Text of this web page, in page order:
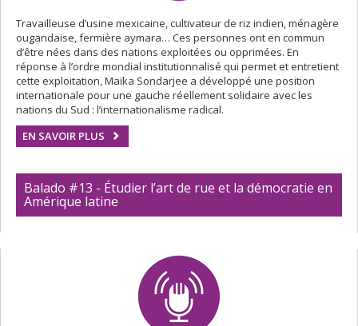
Travailleuse d’usine mexicaine, cultivateur de riz indien, ménagère
ougandaise, fermière aymara… Ces personnes ont en commun
d’être nées dans des nations exploitées ou opprimées. En
réponse à l’ordre mondial institutionnalisé qui permet et entretient
cette exploitation, Maïka Sondarjee a développé une position
internationale pour une gauche réellement solidaire avec les
nations du Sud : l’internationalisme radical.
EN SAVOIR PLUS
Balado #13 - Étudier l’art de rue et la démocratie en
Amérique latine